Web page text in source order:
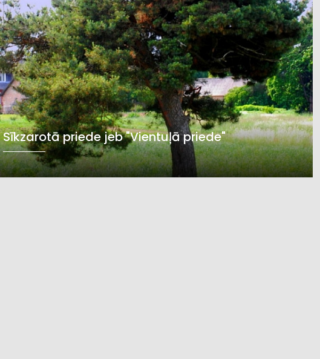
Sīkzarotā priede jeb "Vientuļā priede"